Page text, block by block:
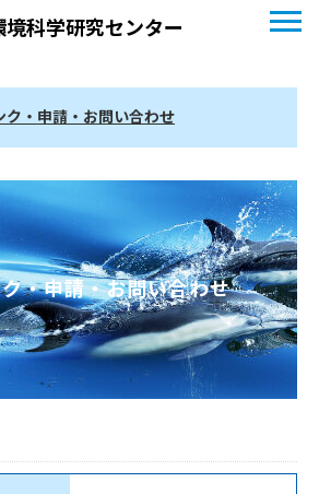
科学研究センター
ク・申請・お問い合わせ
・申請・お問い合わせ